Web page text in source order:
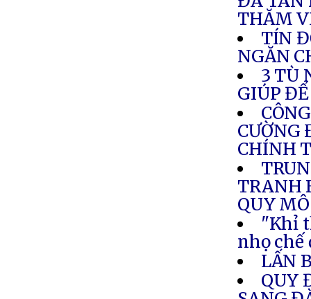
THĂM
TÍN
NGĂN
3 TÙ
GIÚP
CƯỜNG
CHÍNH
TRANH
QUY MÔ
"Khỉ
nhọ chế
LẤN
QUY